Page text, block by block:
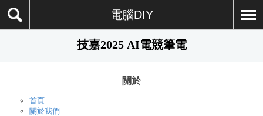
電腦DIY
技嘉2025 AI電競筆電
關於
首頁
關於我們